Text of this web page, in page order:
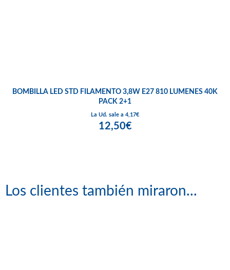
BOMBILLA LED STD FILAMENTO 3,8W E27 810 LUMENES 40K
PACK 2+1
La Ud. sale a 4,17€
12,50€
Los clientes también miraron...